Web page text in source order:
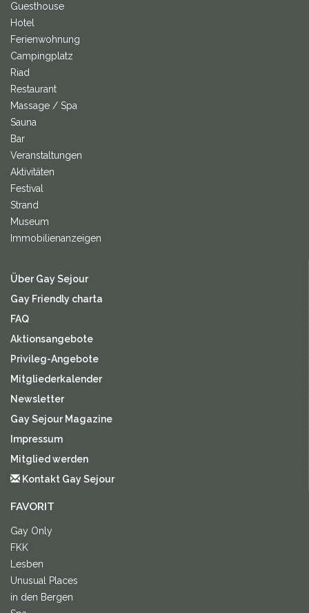
Guesthouse
Hotel
Ferienwohnung
Campingplatz
Riad
Restaurant
Massage / Spa
Sauna
Bar
Veranstaltungen
Aktivitäten
Festival
Strand
Museum
Immobilienanzeigen
Über Gay Sejour
Gay Friendly charta
FAQ
Aktionsangebote
Privileg-Angebote
Mitgliederkalender
Newsletter
Gay Sejour Magazine
Impressum
Mitglied werden
Kontakt Gay Sejour
FAVORIT
Gay Only
FKK
Lesben
Unusual Places
in den Bergen